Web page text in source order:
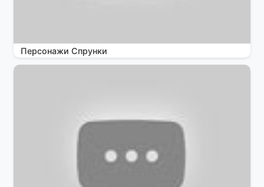
Персонажи Спрунки